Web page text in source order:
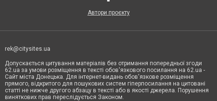
Автори проєкту
rek@citysites.ua
Допускається цитування матеріалів без отримання попередньої згоди
62.ua за умови розміщення в тексті обов'язкового посилання на 62.ua -
Сайт міста Донецька. Для інтернет-видань обов'язкове розміщення
прямого, відкритого для пошукових систем гіперпосилання на цитовані
статті не нижче другого абзацу в тексті або в якості джерела. Порушення
виняткових прав переслідується Законом.